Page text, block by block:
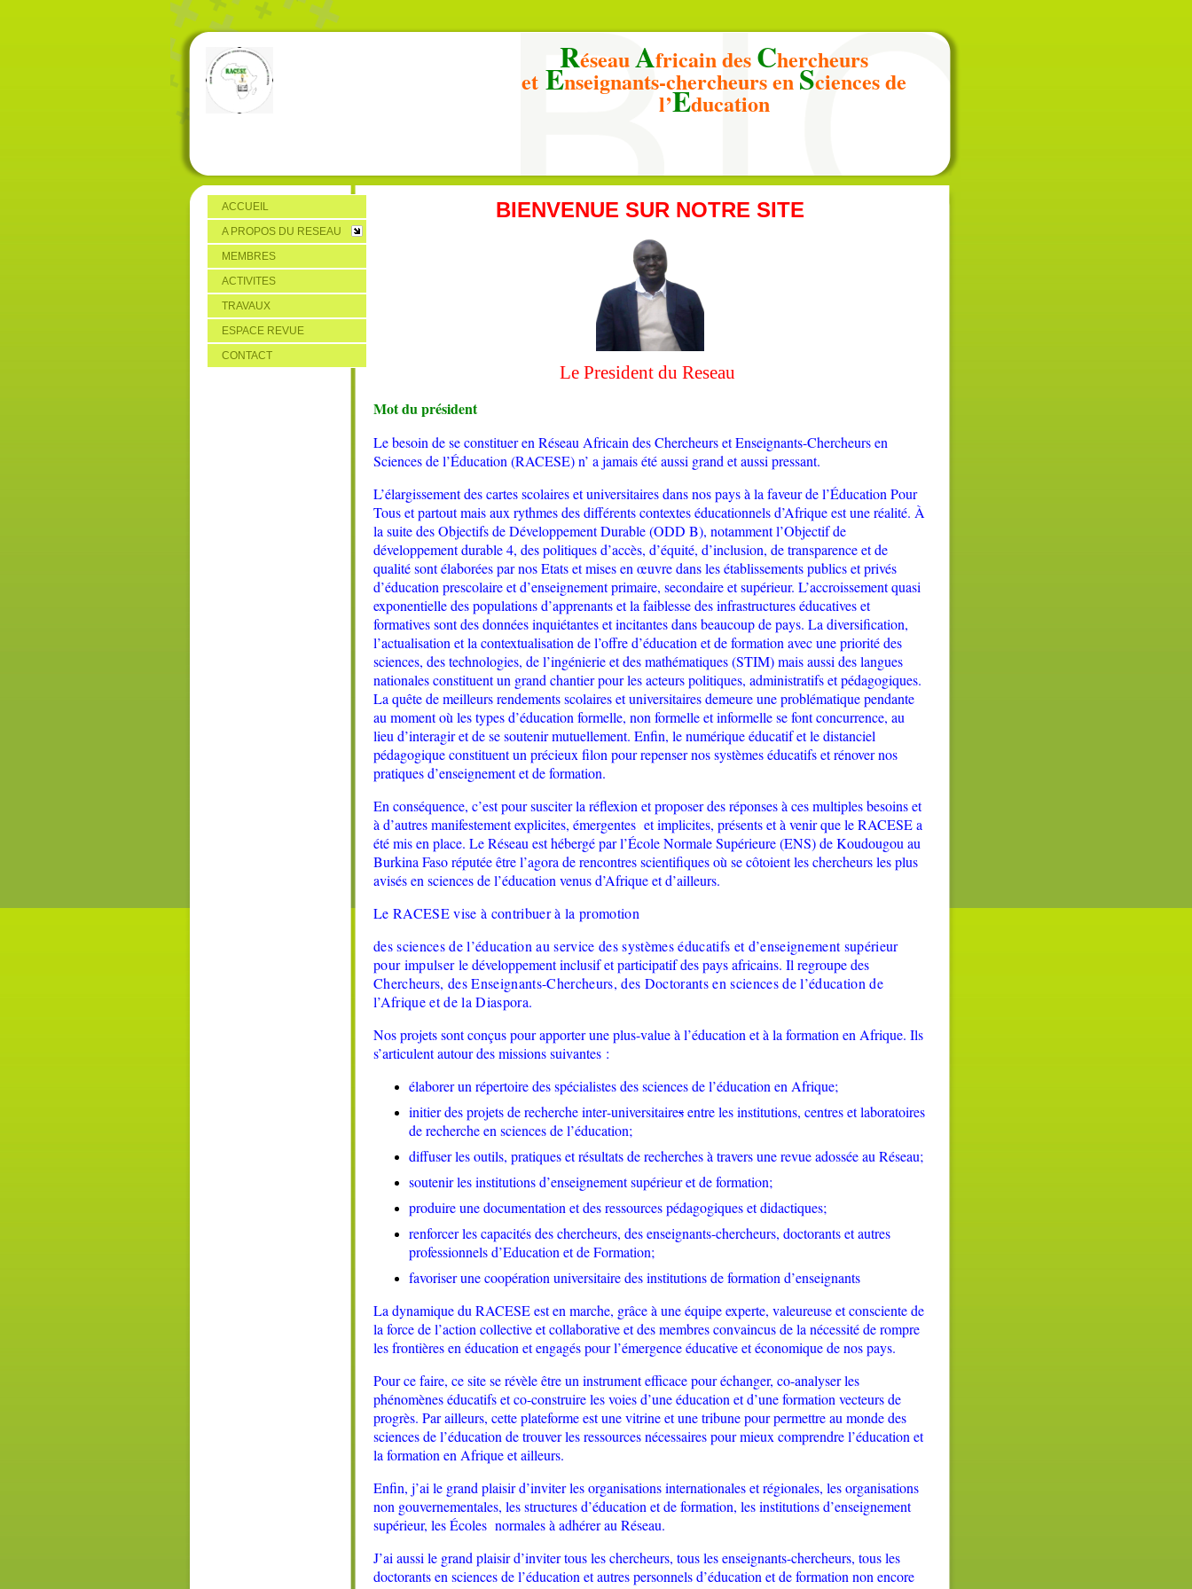
ACCUEIL
A PROPOS DU RESEAU
MEMBRES
ACTIVITES
TRAVAUX
ESPACE REVUE
CONTACT
BIENVENUE SUR NOTRE SITE
Le President du Reseau
Mot du président
Le besoin de se constituer en Réseau Africain des Chercheurs et Enseignants-Chercheurs en
Sciences de l’Éducation (RACESE) n’ a jamais été aussi grand et aussi pressant.
L’élargissement des cartes scolaires et universitaires dans nos pays à la faveur de l’Éducation Pour
Tous et partout mais aux rythmes des différents contextes éducationnels d’Afriqueest une réalité. À
la suite des Objectifs de Développement Durable (ODD B), notamment l’Objectif de
développement durable 4, des politiques d’accès, d’équité, d’inclusion, de transparence et de
qualité sont élaborées par nos Etats et mises en œuvredans les établissements publics et privés
d’éducation prescolaire et d’enseignement primaire, secondaire et supérieur. L’accroissement quasi
exponentielle des populationsd’apprenants et la faiblesse desinfrastructureséducatives et
formativessont des données inquiétantes et incitantesdans beaucoup de pays. La diversification,
l’actualisation et la contextualisation de l’offre d’éducation et de formation avec une priorité des
sciences, des technologies, de l’ingénierie et des mathématiques (STIM) mais aussi des langues
nationales constituent un grand chantier pour les acteurs politiques, administratifs et pédagogiques.
La quête de meilleurs rendements scolaires et universitaires demeure une problématique pendante
au moment où les types d’éducation formelle, non formelle et informelle se font concurrence, au
lieu d’interagir et de se soutenir mutuellement. Enfin, le numérique éducatif et le distanciel
pédagogique constituent un précieux filon pour repenser nos systèmes éducatifs et rénover nos
pratiques d’enseignement et de formation.
En conséquence, c’est pour susciter la réflexion et proposer des réponses à ces multiples besoins et
à d’autres manifestement explicites, émergentes et implicites, présents et à venir que le RACESE a
été mis en place. Le Réseau est hébergé par l’École Normale Supérieure (ENS) de Koudougou au
Burkina Faso réputée être l’agora de rencontres scientifiques où se côtoient les chercheurs les plus
avisés en sciences de l’éducation venus d’Afrique et d’ailleurs.
Le RACESE vise à contribuer à la promotion
dessciences de l’éducation au service des systèmes éducatifs et d’enseignement supérieur
pour impulser le développement inclusif et participatif des pays africains. Il regroupe des
Chercheurs, des Enseignants-Chercheurs, des Doctorants ensciences de l’éducation de
l’Afrique et de la Diaspora.
Nos projets sont conçus pour apporter une plus-value à l’éducation et à la formation en Afrique. Ils
s’articulent autour des missions suivantes :
élaborer un répertoire des spécialistes des sciences de l’éducation en Afrique;
initier des projets de recherche inter-universitairesentre les institutions, centres et laboratoires
de recherche en sciences de l’éducation;
diffuser les outils, pratiques et résultats de recherches à travers une revue adossée au Réseau;
soutenir les institutions d’enseignement supérieur et de formation;
produire une documentation et des ressources pédagogiques et didactiques;
renforcer les capacités des chercheurs, desenseignants-chercheurs, doctorants et autres
professionnels d’Education et de Formation;
favoriser une coopération universitaire des institutions de formation d’enseignants
La dynamique du RACESE est en marche, grâce à une équipe experte, valeureuse et consciente de
la force de l’action collective et collaborative et des membres convaincus de la nécessité de rompre
les frontières en éducation et engagés pour l’émergence éducative et économique de nos pays.
Pour ce faire, ce site se révèle être un instrument efficace pour échanger, co-analyser les
phénomènes éducatifs et co-construire les voies d’une éducation et d’une formation vecteurs de
progrès. Par ailleurs, cette plateforme est une vitrine et une tribune pour permettre au monde des
sciences de l’éducation de trouver les ressources nécessaires pour mieux comprendre l’éducation et
la formation en Afrique et ailleurs.
Enfin, j’ai le grand plaisir d’inviter les organisations internationales et régionales, les organisations
non gouvernementales, les structures d’éducation et de formation, les institutions d’enseignement
supérieur, les Écoles normales à adhérer au Réseau.
J’ai aussi le grand plaisir d’inviter tous les chercheurs, tous les enseignants-chercheurs, tous les
doctorants en sciences de l’éducation et autres personnels d’éducation et de formation non encore
RéseauAfricain des Chercheurs
et Enseignants-chercheurs enSciences de
l’Education